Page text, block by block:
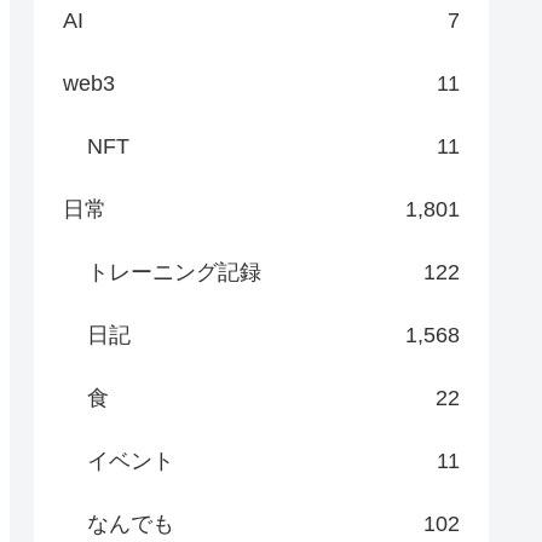
AI 7
web3 11
NFT 11
日常 1,801
トレーニング記録 122
日記 1,568
食 22
イベント 11
なんでも 102